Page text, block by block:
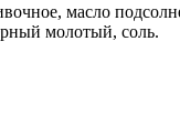
масло
молотый, соль.